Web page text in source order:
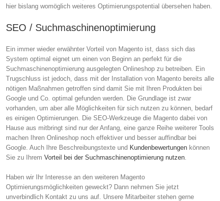
hier bislang womöglich weiteres Optimierungspotential übersehen haben.
SEO / Suchmaschinenoptimierung
Ein immer wieder erwähnter Vorteil von Magento ist, dass sich das
System optimal eignet um einen von Beginn an perfekt für die
Suchmaschinenoptimierung ausgelegten Onlineshop zu betreiben. Ein
Trugschluss ist jedoch, dass mit der Installation von Magento bereits alle
nötigen Maßnahmen getroffen sind damit Sie mit Ihren Produkten bei
Google und Co. optimal gefunden werden. Die Grundlage ist zwar
vorhanden, um aber alle Möglichkeiten für sich nutzen zu können, bedarf
es einigen Optimierungen. Die SEO-Werkzeuge die Magento dabei von
Hause aus mitbringt sind nur der Anfang, eine ganze Reihe weiterer Tools
machen Ihren Onlineshop noch effektiver und besser auffindbar bei
Google. Auch Ihre Beschreibungstexte und Kundenbewertungen können
Sie zu Ihrem Vorteil bei der Suchmaschinenoptimierung nutzen.
Haben wir Ihr Interesse an den weiteren Magento
Optimierungsmöglichkeiten geweckt? Dann nehmen Sie jetzt
unverbindlich Kontakt zu uns auf. Unsere Mitarbeiter stehen gerne